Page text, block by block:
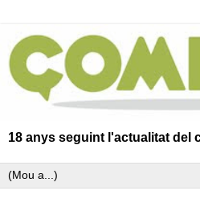
18 anys seguint l'actualitat del